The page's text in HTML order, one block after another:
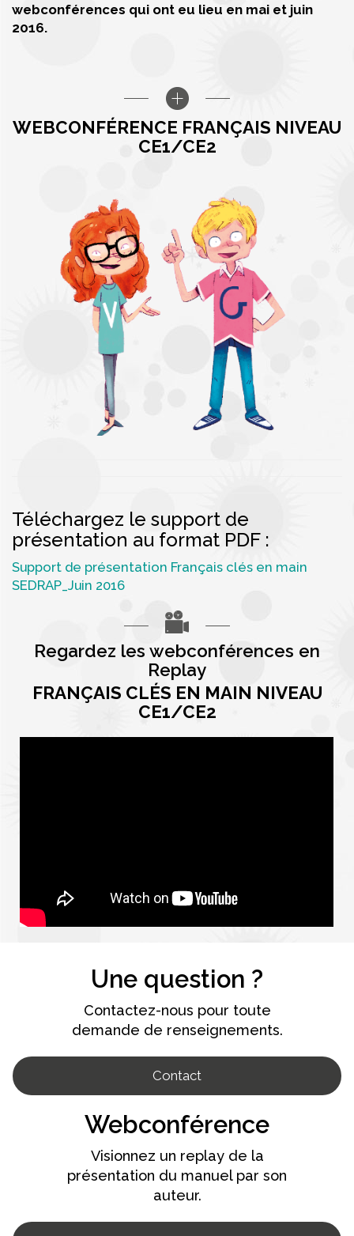
webconférences qui ont eu lieu en mai et juin
2016.
WEBCONFÉRENCE FRANÇAIS NIVEAU
CE1/CE2
Téléchargez le support de
présentation au format PDF :
Support de présentation Français clés en main
SEDRAP_Juin 2016
Regardez les webconférences en
Replay
FRANÇAIS CLÉS EN MAIN NIVEAU
CE1/CE2
Une question ?
Contactez-nous pour toute
demande de renseignements.
Contact
Webconférence
Visionnez un replay de la
présentation du manuel par son
auteur.